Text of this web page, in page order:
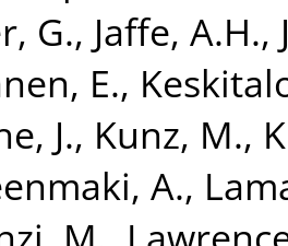
G., Jaffe, A.H.,
E.,
J., Kunz, M.,
A.,